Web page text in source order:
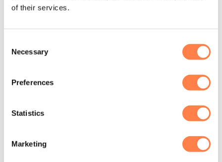
of their services.
Selection
Necessary
Preferences
Statistics
Marketing
worden. Palletleveringsproducten zijn uitgesloten van ons
De levertijd is daardoor in onderling overleg.
Daarnaast is dit product voor zakelijke klanten uitgesloten
van het herroepingsrecht. Eenmaal ontvangen kunnen
Voor aanbevolen onderhoud en reiniging raden wij aan om